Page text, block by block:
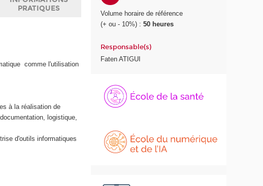
PRATIQUES
comme l'utilisation
à la réalisation de
logistique,
d'outils informatiques
Volume horaire de référence
(+ ou - 10%) :50 heures
Responsable(s)
Faten ATIGUI